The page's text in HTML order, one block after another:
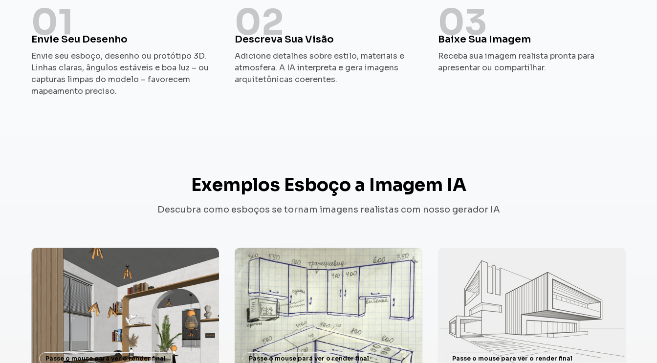
01
Envie Seu Desenho
Envie seu esboço, desenho ou protótipo 3D.
Linhas claras, ângulos estáveis e boa luz – ou
capturas limpas do modelo – favorecem
mapeamento preciso.
02
Descreva Sua Visão
Adicione detalhes sobre estilo, materiais e
atmosfera. A IA interpreta e gera imagens
arquitetônicas coerentes.
03
Baixe Sua Imagem
Receba sua imagem realista pronta para
apresentar ou compartilhar.
Exemplos Esboço a Imagem IA
Descubra como esboços se tornam imagens realistas com nosso gerador IA
Passe o mouse para ver o render final Passe o mouse para ver o render final Passe o mouse para ver o render final